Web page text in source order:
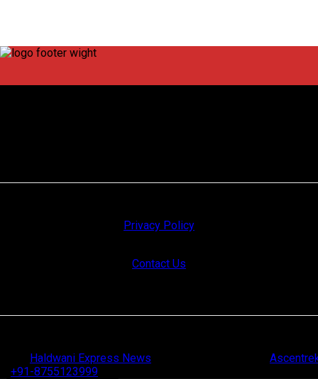
Privacy Policy
Contact Us
Haldwani Express News
+91-8755123999